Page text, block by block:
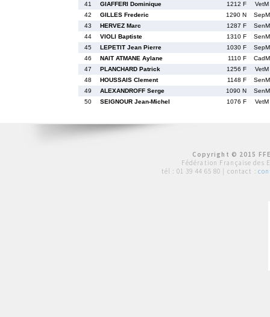
41
GIAFFERI Dominique 1212 F
VetM
42
GILLES Frederic 1290 N
SepM
43
HERVEZ Marc 1287 F
SenM
44
VIOLI Baptiste 1310 F
SenM
45
LEPETIT Jean Pierre 1030 F
SepM
46
NAIT ATMANE Aylane 1110 F
CadM
47
PLANCHARD Patrick 1256 F
VetM
48
HOUSSAIS Clement 1148 F
SenM
49
ALEXANDROFF Serge 1090 N
SenM
50
SEIGNOUR Jean-Michel 1076 F VetM
Copyright © 2015
Fédération Française des
tél : 01 39 44 65 80 | contact :